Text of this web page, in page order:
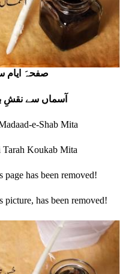
صفحہَ ایام
آسماں سے نقشِ
e-Shab Mita
Koukab Mita
page has been removed!
picture, has been removed!